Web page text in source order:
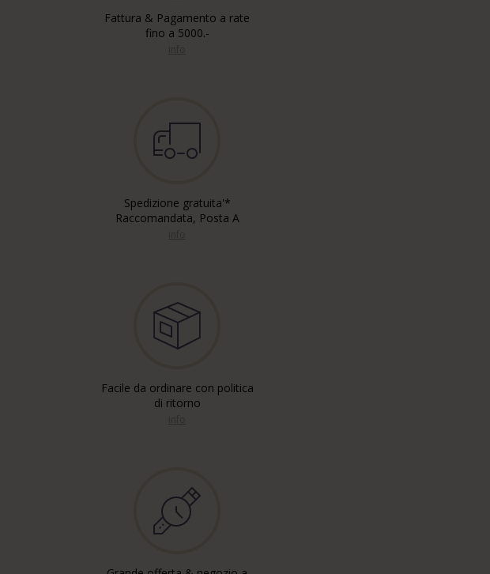
Fattura & Pagamento a rate
fino a 5000.-
Spedizione gratuita'*
Raccomandata, Posta A
Facile da ordinare con politica
di ritorno